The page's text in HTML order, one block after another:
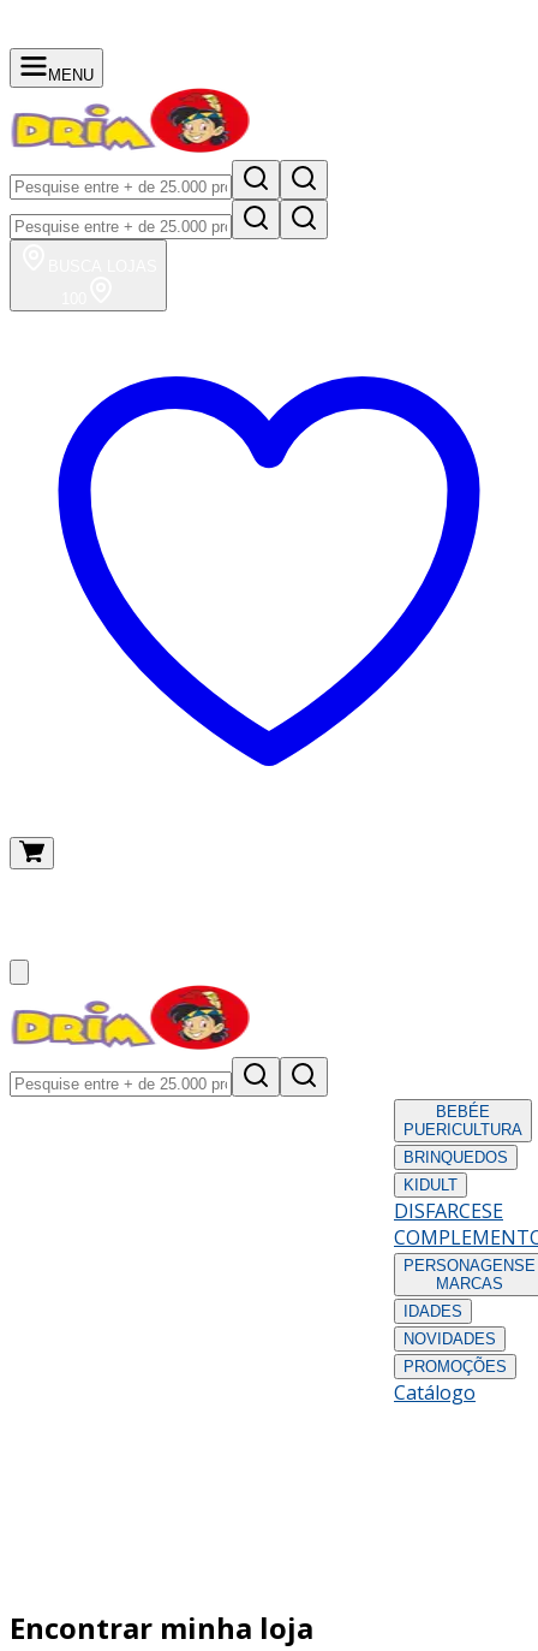
MENU
BEBÉE
PUERICULTURA
BRINQUEDOS
KIDULT
DISFARCESE
PERSONAGENS E
MARCAS
IDADES
NOVIDADES
PROMOÇÕES
Catálogo
Encontrar minha loja